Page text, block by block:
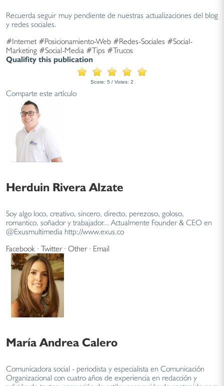
Recuerda seguir muy pendiente de nuestras actualizaciones del blog
y redes sociales.
#Internet #Posicionamiento-Web #Redes-Sociales #Social-
Marketing #Social-Media #Tips #Trucos
Qualifity this publication
Score: 5 / Votes: 2
Comparte este artículo
Herduin Rivera Alzate
Soy algo loco, creativo, sincero, directo, perezoso, goloso,
romantico, soñador y trabajador... Actualmente Founder & CEO en
@Exusmultimedia http://www.exus.co
Facebook · Twitter· Other· Email
María Andrea Calero
Comunicadora social - periodista y especialista en Comunicación
Organizacional con cuatro años de experiencia en redacción y